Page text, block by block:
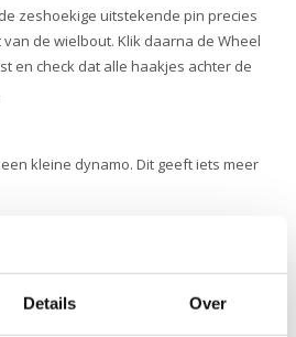
Details Over
de zeshoekige uitstekende pin precies
de wielbout. Klik daarna de Wheel
en check dat alle haakjes achter de
een kleine dynamo. Dit geeft iets meer